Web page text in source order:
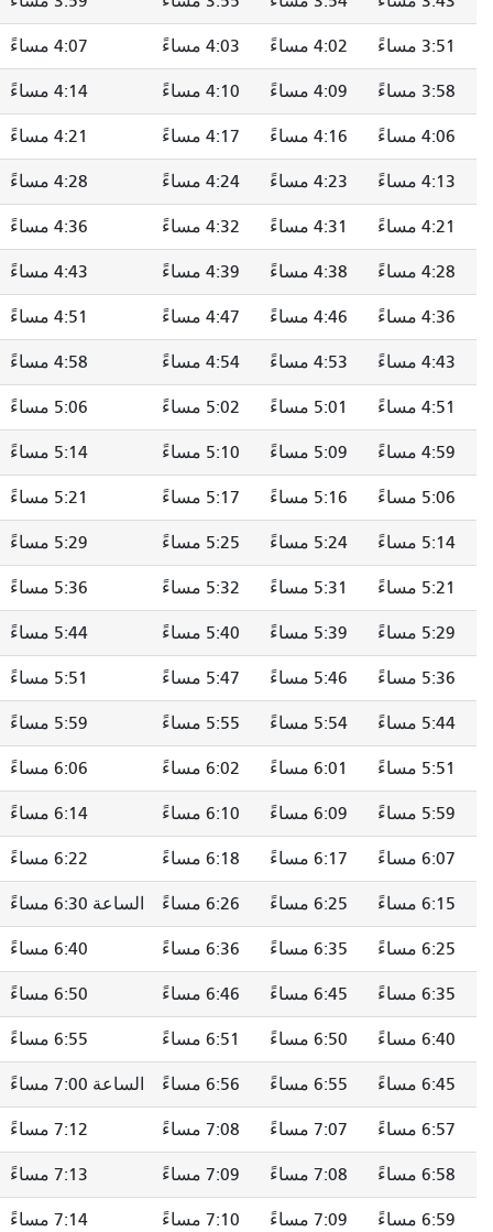
4:02 مساءً 4:03 مساءً 4:07 مساءً 4:13 مساءً
4:09 مساءً 4:10 مساءً 4:14 مساءً 4:20 مساءً
4:16 مساءً 4:17 مساءً 4:21 مساءً 4:27 مساءً
4:23 مساءً 4:24 مساءً 4:28 مساءً 4:34 مساءً
4:31 مساءً 4:32 مساءً 4:36 مساءً 4:42 مساءً
4:38 مساءً 4:39 مساءً 4:43 مساءً 4:49 مساءً
4:46 مساءً 4:47 مساءً 4:51 مساءً 4:57 مساءً
4:53 مساءً 4:54 مساءً 4:58 مساءً 5:04 مساءً
5:01 مساءً 5:02 مساءً 5:06 مساءً 5:12 مساءً
5:09 مساءً 5:10 مساءً 5:14 مساءً 5:20 مساءً
5:16 مساءً 5:17 مساءً 5:21 مساءً 5:27 مساءً
5:24 مساءً 5:25 مساءً 5:29 مساءً 5:35 مساءً
5:31 مساءً 5:32 مساءً 5:36 مساءً 5:42 مساءً
5:39 مساءً 5:40 مساءً 5:44 مساءً 5:50 مساءً
5:46 مساءً 5:47 مساءً 5:51 مساءً 5:57 مساءً
5:54 مساءً 5:55 مساءً 5:59 مساءً 6:05 مساءً
6:01 مساءً 6:02 مساءً 6:06 مساءً 6:12 مساءً
6:09 مساءً 6:10 مساءً 6:14 مساءً 6:20 مساءً
6:17 مساءً 6:18 مساءً 6:22 مساءً 6:28 مساءً
6:25 مساءً 6:26 مساءً الساعة 6:30 مساءً 6:36 مساءً
6:35 مساءً 6:36 مساءً 6:40 مساءً 6:46 مساءً
6:45 مساءً 6:46 مساءً 6:50 مساءً 6:56 مساءً
6:50 مساءً 6:51 مساءً 6:55 مساءً 7:01 مساءً
6:55 مساءً 6:56 مساءً الساعة 7:00 مساءً 7:06 مساءً
7:07 مساءً 7:08 مساءً 7:12 مساءً 7:18 مساءً
7:08 مساءً 7:09 مساءً 7:13 مساءً 7:19 مساءً
7:09 مساءً 7:10 مساءً 7:14 مساءً 7:20 مساءً